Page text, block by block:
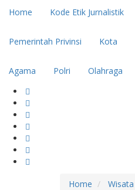
Home Kode Etik Jurnalistik
Pemerintah Privinsi Kota
Agama Polri Olahraga
Home Wisata